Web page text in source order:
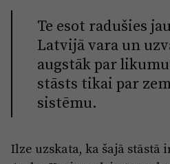
Te esot radušies
Latvijā vara un
augstāk par
stāsts tikai par
sistēmu.
Ilze uzskata, ka šajā stāstā